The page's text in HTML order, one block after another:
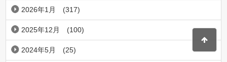
2026年1月 (317)
2025年12月 (100)
2024年5月 (25)